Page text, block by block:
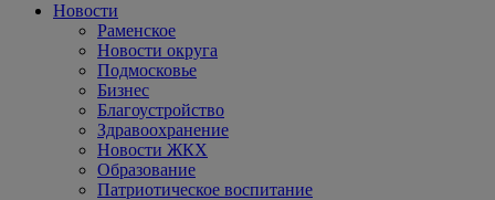
Новости
Раменское
Новости округа
Подмосковье
Бизнес
Благоустройство
Здравоохранение
Новости ЖКХ
Образование
Патриотическое воспитание